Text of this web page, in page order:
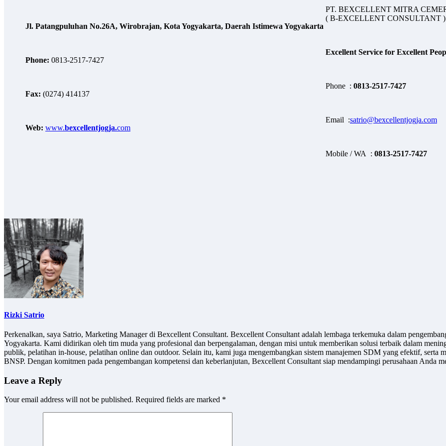
Jl. Patangpuluhan No.26A, Wirobrajan, Kota Yogyakarta, Daerah Istimewa Yogyakarta
Phone: 0813-2517-7427
Fax: (0274) 414137
Web: www.bexcellentjogja.com
PT. BEXCELLENT MITRA
( B-EXCELLENT CONSULTANT )
Excellent Service for Excellent
Phone : 0813-2517-7427
Email :satrio@bexcellentjogja.com
Mobile / WA : 0813-2517-7427
Rizki Satrio
Perkenalkan, saya Satrio, Marketing Manager di Bexcellent Consultant. Bexcellent Consultant adalah lembaga terkemuka dalam
Yogyakarta. Kami didirikan oleh tim muda yang profesional dan berpengalaman, dengan misi untuk memberikan solusi terbaik dalam
publik, pelatihan in-house, pelatihan online dan outdoor. Selain itu, kami juga mengembangkan sistem manajemen SDM yang efektif,
BNSP. Dengan komitmen pada pengembangan kompetensi dan keberlanjutan, Bexcellent Consultant siap mendampingi perusahaan Anda
Leave a Reply
Your email address will not be published. Required fields are marked *